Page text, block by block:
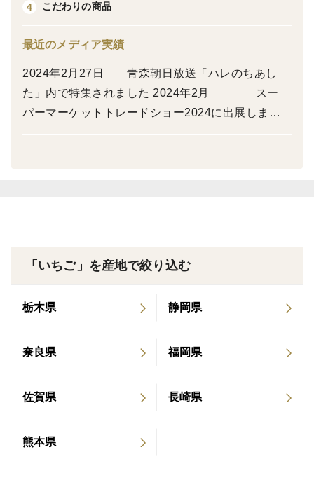
青森県の冷涼な気候と自社のスマート農業技術を活用
とで、いちごにとって最適な生育環境で栽培していま
す。食味についても定期的に糖酸度をチェックし、いつ
でも美味しいと言ってもえらえるイチゴをお届けできる
■イチゴは繊細で傷みやすく、なるべく傷みにくい輸送
による果皮表面の傷みはご了承ください。商品が到着し
めにお召し上がりください。
4
こだわりの商品
最近のメディア実績
2024年2月27日 青森朝日放送「ハレのちあし
た」内で特集されました 2024年2月 スー
パーマーケットトレードショー2024に出展しまし
「いちご」を産地で絞り込む
栃木県 静岡県
奈良県 福岡県
佐賀県 長崎県
熊本県